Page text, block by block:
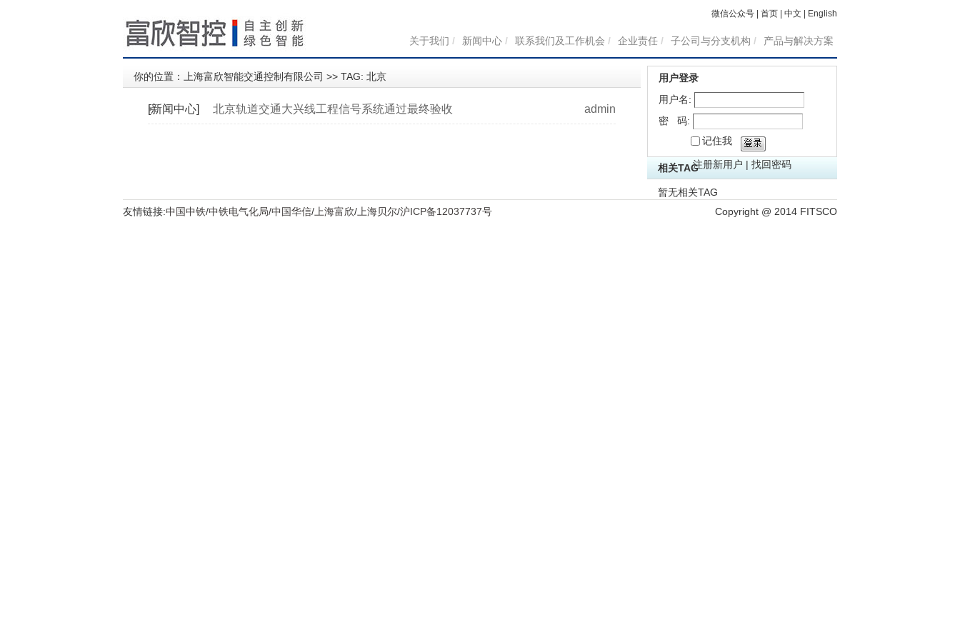
微信公众号 首页 中文 English
关于我们 / 新闻中心 / 联系我们及工作机会 / 企业责任 / 子公司与分支机构 / 产品与解决方案
你的位置： 上海富欣智能交通控制有限公司 >> TAG: 北京
admin
[新闻中心] 北京轨道交通大兴线工程信号系统通过最终验收
用户登录
用户名:
密 码:
记住我
注册新用户 | 找回密码
相关TAG
暂无相关TAG
友情链接:中国中铁/中铁电气化局/中国华信/ 上海富欣/ 上海贝尔/沪ICP备12037737号 Copyright @ 2014 FITSCO